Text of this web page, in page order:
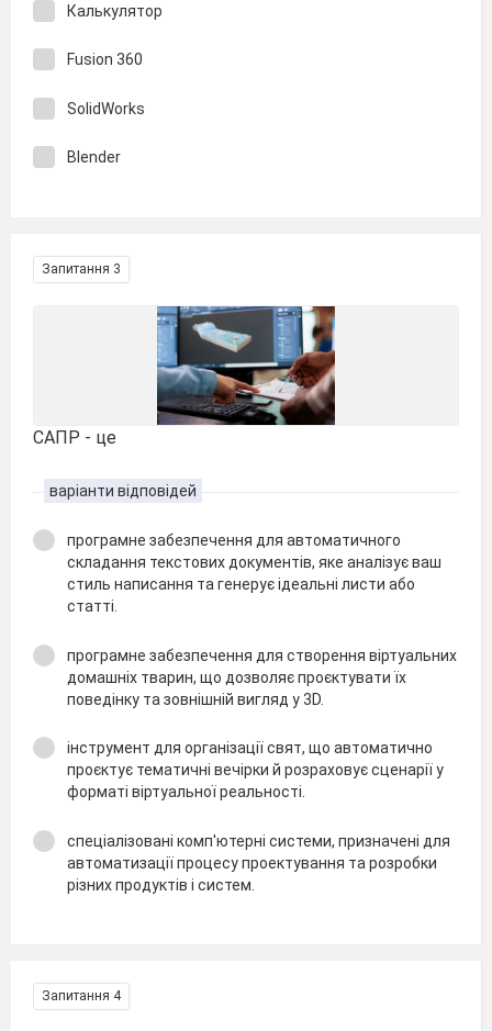
Калькулятор
Fusion 360
SolidWorks
Blender
Запитання 3
САПР - це
варіанти відповідей
програмне забезпечення для автоматичного
складання текстових документів, яке аналізує ваш
стиль написання та генерує ідеальні листи або
статті.
програмне забезпечення для створення віртуальних
домашніх тварин, що дозволяє проєктувати їх
поведінку та зовнішній вигляд у 3D.
інструмент для організації свят, що автоматично
проєктує тематичні вечірки й розраховує сценарії у
форматі віртуальної реальності.
спеціалізовані комп'ютерні системи, призначені для
автоматизації процесу проектування та розробки
різних продуктів і систем.
Запитання 4